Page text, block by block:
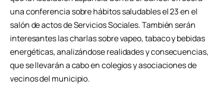
una conferencia sobre hábitos saludables el 23 en el
salón de actos de Servicios Sociales. También serán
interesantes las charlas sobre vapeo, tabaco y bebidas
energéticas, analizándose realidades y consecuencias,
que se llevarán a cabo en colegios y asociaciones de
vecinos del municipio.